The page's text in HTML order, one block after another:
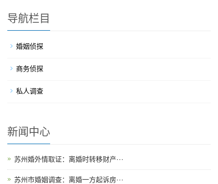
导航栏目
婚姻侦探
商务侦探
私人调查
新闻中心
苏州婚外情取证：离婚时转移财产···
苏州市婚姻调查：离婚一方起诉房···